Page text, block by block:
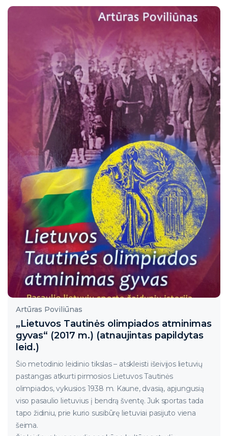
sportininkai, treneriai, organizatoriai. Aptariant olimpinių
žaidynių dalyvius, vertinant sportinius rezultatus,
išryškintos asmenybės.
Gausiai iliustruotoje knygoje pateiktos įsimintinos datos,
gyvenimo fragmentai, įvykiai, darbai ir jų traktavimas.
Pateikti įvykių komentarai, mokslinė interpretacija.
Ši knyga skirta studentams, sportininkams, treneriams,
mokytojams, mokslininkams ir visiems besidomintiems
sportu, lengvąja atletika.
Artūras Poviliūnas
„Lietuvos Tautinės olimpiados atminimas
gyvas“ (2017 m.) (atnaujintas papildytas
leid.)
Šio metodinio leidinio tikslas – atskleisti išeivijos lietuvių
pastangas atkurti pirmosios Lietuvos Tautinės
olimpiados, vykusios 1938 m. Kaune, dvasią, apjungusią
viso pasaulio lietuvius į bendrą šventę. Juk sportas tada
tapo židiniu, prie kurio susibūrę lietuviai pasijuto viena
šeima.